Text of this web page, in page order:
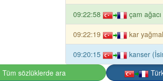
09:22:58 çam ağacı
09:22:19 kar
09:20:15 kanser
Tüm sözlüklerde ara